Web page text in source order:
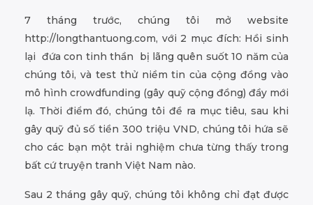
7 tháng trước, chúng tôi mở website
http://longthantuong.com, với 2 mục đích: Hồi sinh
lại đứa con tinh thần bị lãng quên suốt 10 năm của
chúng tôi, và test thử niềm tin của cộng đồng vào
mô hình crowdfunding (gây quỹ cộng đồng) đầy mới
lạ. Thời điểm đó, chúng tôi đề ra mục tiêu, sau khi
gây quỹ đủ số tiền 300 triệu VND, chúng tôi hứa sẽ
cho các bạn một trải nghiệm chưa từng thấy trong
bất cứ truyện tranh Việt Nam nào.
Sau 2 tháng gây quỹ, chúng tôi không chỉ đạt được